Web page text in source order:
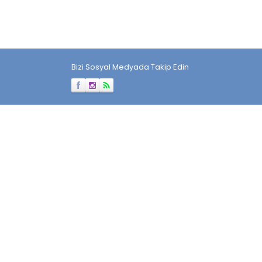
Bizi Sosyal Medyada Takip Edin